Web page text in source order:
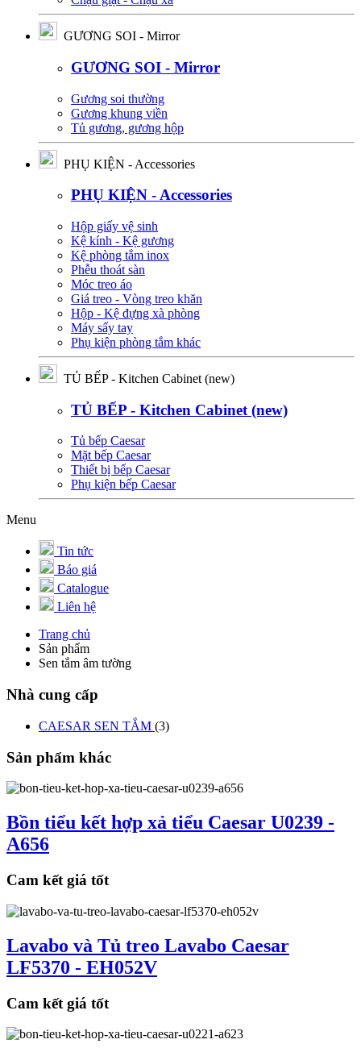
GƯƠNG SOI - Mirror
GƯƠNG SOI - Mirror
Gương soi thường
Gương khung viền
Tủ gương, gương hộp
PHỤ KIỆN - Accessories
PHỤ KIỆN - Accessories
Hộp giấy vệ sinh
Kệ kính - Kệ gương
Kệ phòng tắm inox
Phễu thoát sàn
Móc treo áo
Giá treo - Vòng treo khăn
Hộp - Kệ đựng xà phòng
Máy sấy tay
Phụ kiện phòng tắm khác
TỦ BẾP - Kitchen Cabinet (new)
TỦ BẾP - Kitchen Cabinet (new)
Tủ bếp Caesar
Mặt bếp Caesar
Thiết bị bếp Caesar
Phụ kiện bếp Caesar
Menu
Tin tức
Báo giá
Catalogue
Liên hệ
Trang chủ
Sản phẩm
Sen tắm âm tường
Nhà cung cấp
CAESAR SEN TẮM (3)
Sản phẩm khác
Bồn tiểu kết hợp xả tiểu Caesar U0239 -
A656
Cam kết giá tốt
Lavabo và Tủ treo Lavabo Caesar
LF5370 - EH052V
Cam kết giá tốt